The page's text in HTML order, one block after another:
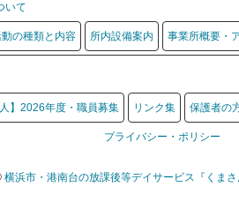
いて
動の種類と内容 所内設備案内 事業所概要・
人】2026年度・職員募集 リンク集 保護者の
プライバシー・ポリシー
横浜市・港南台の放課後等デイサービス『くまさ